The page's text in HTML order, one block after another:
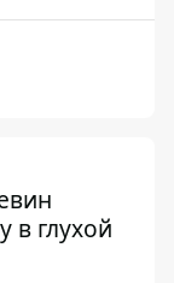
в глухой